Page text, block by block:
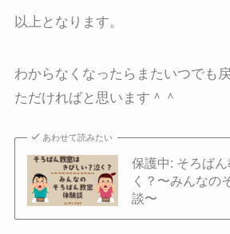
以上となります。
わからなくなったらまたいつでも
ただければと思います＾＾
あわせて読みたい
保護中: そろば
く？〜みんなの
談〜